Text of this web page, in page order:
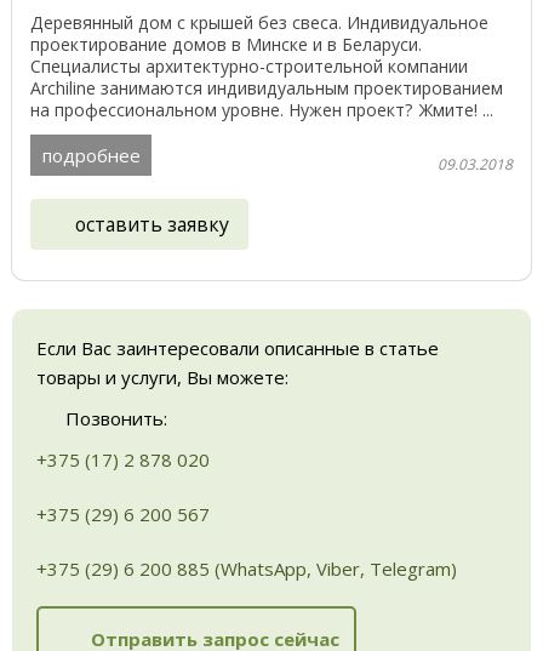
Деревянный дом с крышей без свеса. Индивидуальное
проектирование домов в Минске и в Беларуси.
Специалисты архитектурно-строительной компании
Archiline занимаются индивидуальным проектированием
на профессиональном уровне. Нужен проект? Жмите! ...
подробнее 09.03.2018
оставить заявку
Если Вас заинтересовали описанные в статье
товары и услуги, Вы можете:
Позвонить:
+375 (17) 2 878 020
+375 (29) 6 200 567
+375 (29) 6 200 885 (WhatsApp, Viber, Telegram)
Отправить запрос сейчас